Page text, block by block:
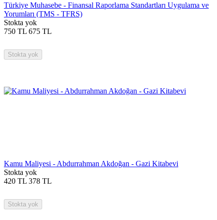
Türkiye Muhasebe - Finansal Raporlama Standartları Uygulama ve
Yorumları (TMS - TFRS)
Stokta yok
750 TL 675 TL
Stokta yok
Kamu Maliyesi - Abdurrahman Akdoğan - Gazi Kitabevi
Stokta yok
420 TL 378 TL
Stokta yok